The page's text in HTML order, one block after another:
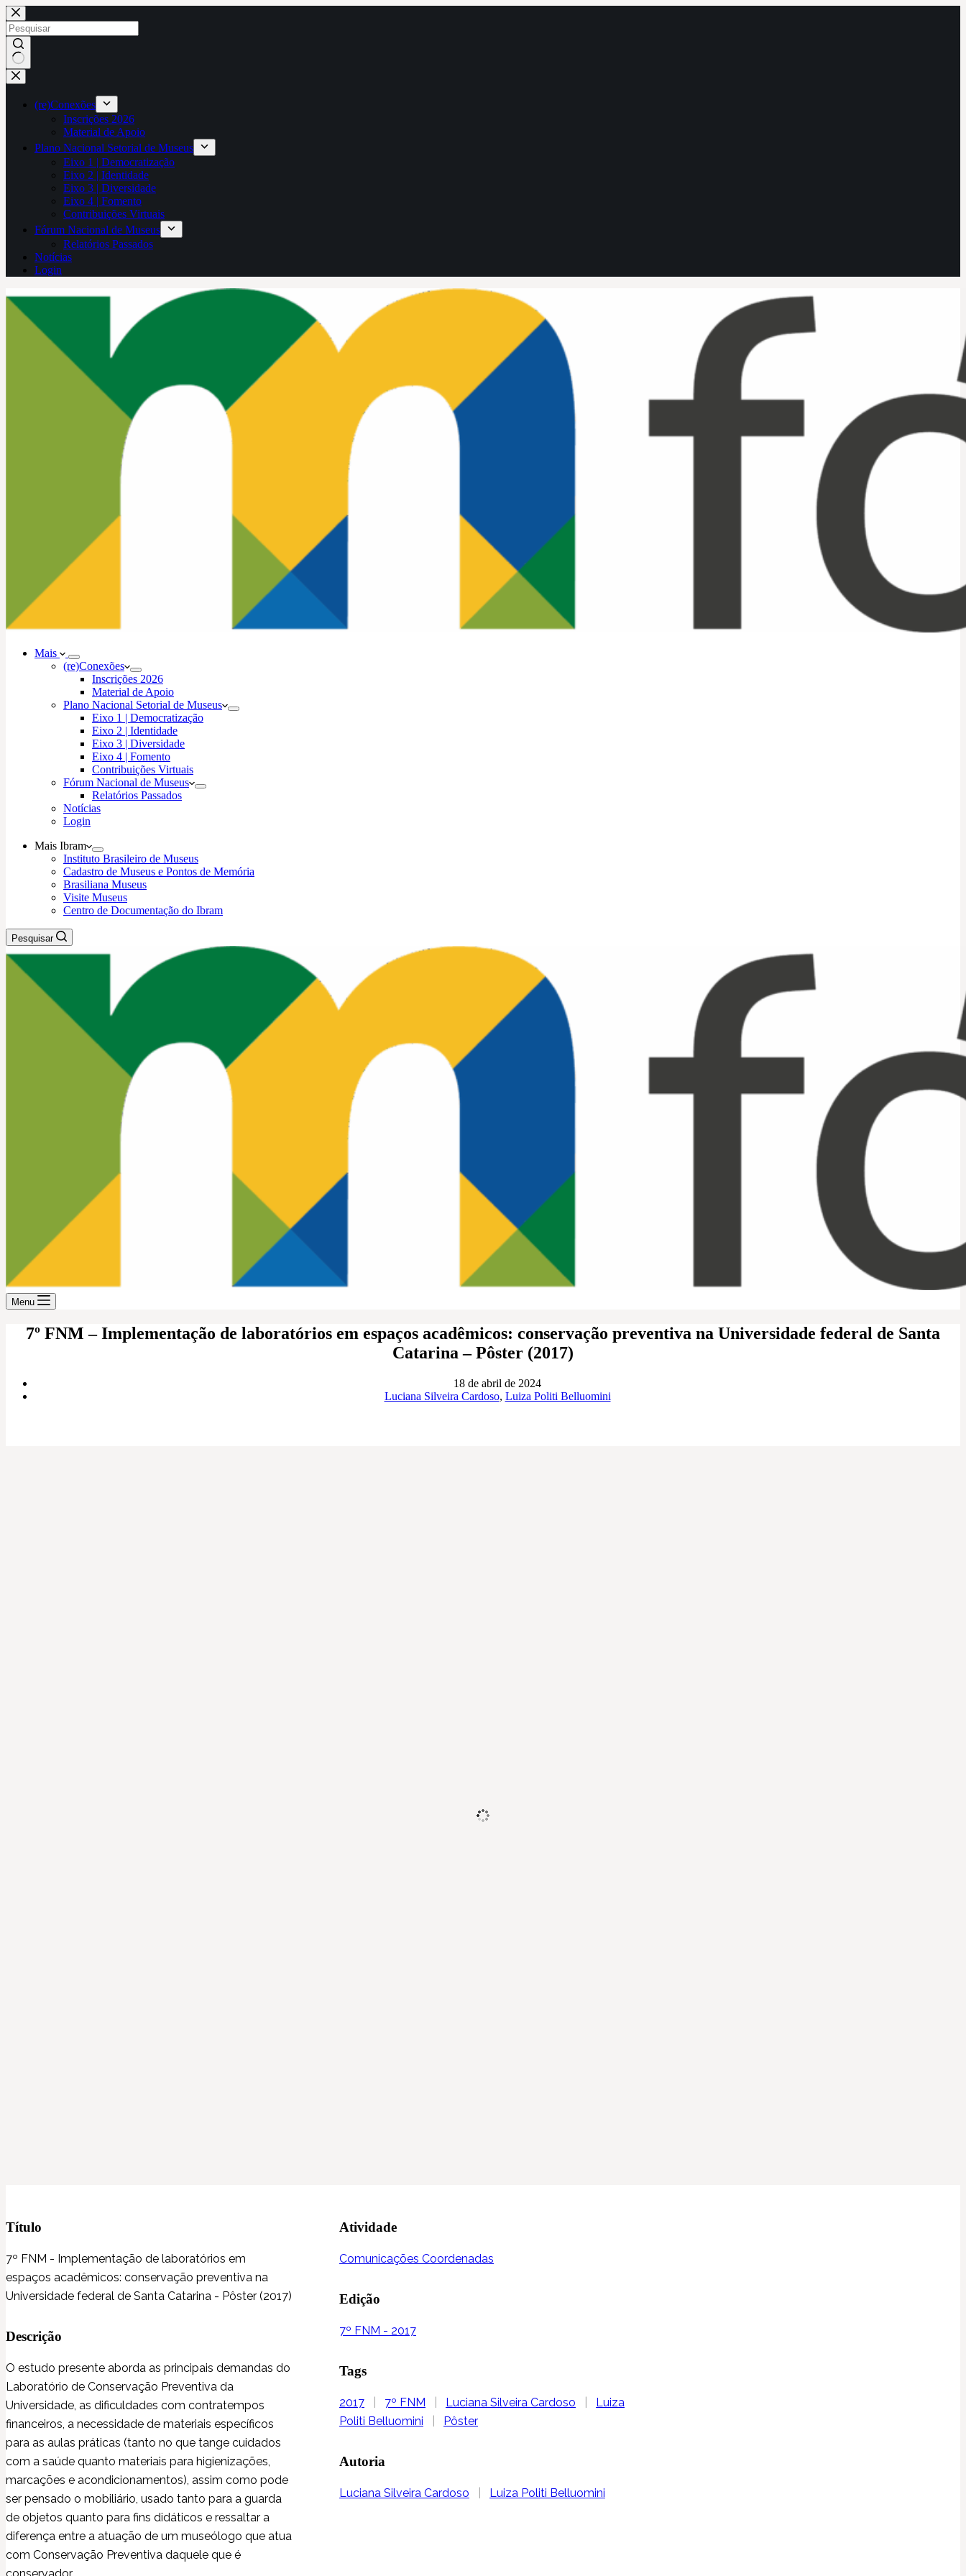
Pular
para
o
conteúdo
Sem
resultados
(re)Conexões
Inscrições 2026
Material de Apoio
Plano Nacional Setorial de Museus
Eixo 1 | Democratização
Eixo 2 | Identidade
Eixo 3 | Diversidade
Eixo 4 | Fomento
Contribuições Virtuais
Fórum Nacional de Museus
Relatórios Passados
Notícias
Login
Mais
(re)Conexões
Inscrições 2026
Material de Apoio
Plano Nacional Setorial de Museus
Eixo 1 | Democratização
Eixo 2 | Identidade
Eixo 3 | Diversidade
Eixo 4 | Fomento
Contribuições Virtuais
Fórum Nacional de Museus
Relatórios Passados
Notícias
Login
Mais Ibram
Instituto Brasileiro de Museus
Cadastro de Museus e Pontos de Memória
Brasiliana Museus
Visite Museus
Centro de Documentação do Ibram
Pesquisar
Menu
7º FNM – Implementação de laboratórios em espaços acadêmicos: conservação preventiva na Universidade federal de Santa
Catarina – Pôster (2017)
18 de abril de 2024
Luciana Silveira Cardoso, Luiza Politi Belluomini
Título
7º FNM - Implementação de laboratórios em
espaços acadêmicos: conservação preventiva na
Universidade federal de Santa Catarina - Pôster (2017)
Descrição
O estudo presente aborda as principais demandas do
Laboratório de Conservação Preventiva da
Universidade, as dificuldades com contratempos
financeiros, a necessidade de materiais específicos
para as aulas práticas (tanto no que tange cuidados
com a saúde quanto materiais para higienizações,
marcações e acondicionamentos), assim como pode
ser pensado o mobiliário, usado tanto para a guarda
de objetos quanto para fins didáticos e ressaltar a
diferença entre a atuação de um museólogo que atua
com Conservação Preventiva daquele que é
Atividade
Comunicações Coordenadas
Edição
7º FNM - 2017
Tags
2017 7º FNM Luciana Silveira Cardoso
Luiza
Politi Belluomini
Pôster
Autoria
Luciana Silveira Cardoso Luiza Politi Belluomini